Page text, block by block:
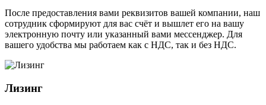
После предоставления вами реквизитов вашей компании, наш
сотрудник сформируют для вас счёт и вышлет его на вашу
электронную почту или указанный вами мессенджер. Для
вашего удобства мы работаем как с НДС, так и без НДС.
Лизинг